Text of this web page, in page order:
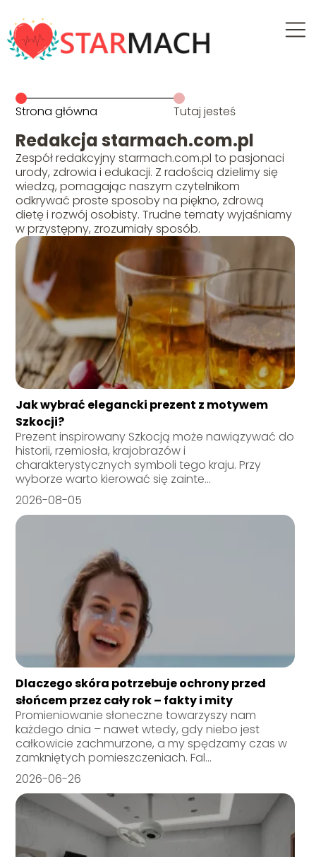
Strona główna Tutaj jesteś
Redakcja starmach.com.pl
Zespół redakcyjny starmach.com.pl to pasjonaci
urody, zdrowia i edukacji. Z radością dzielimy się
wiedzą, pomagając naszym czytelnikom
odkrywać proste sposoby na piękno, zdrową
dietę i rozwój osobisty. Trudne tematy wyjaśniamy
w przystępny, zrozumiały sposób.
Jak wybrać elegancki prezent z motywem
Szkocji?
Prezent inspirowany Szkocją może nawiązywać do
historii, rzemiosła, krajobrazów i
charakterystycznych symboli tego kraju. Przy
wyborze warto kierować się zainte...
2026-08-05
Dlaczego skóra potrzebuje ochrony przed
słońcem przez cały rok – fakty i mity
Promieniowanie słoneczne towarzyszy nam
każdego dnia – nawet wtedy, gdy niebo jest
całkowicie zachmurzone, a my spędzamy czas w
zamkniętych pomieszczeniach. Fal...
2026-06-26